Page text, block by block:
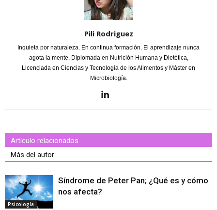
Pili Rodriguez
Inquieta por naturaleza. En continua formación. El aprendizaje nunca
agota la mente. Diplomada en Nutrición Humana y Dietética,
Licenciada en Ciencias y Tecnología de los Alimentos y Máster en
Microbiología.
Artículo relacionados
Más del autor
Psicología
Síndrome de Peter Pan; ¿Qué es y cómo
nos afecta?